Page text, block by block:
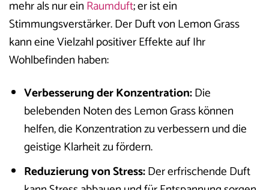
mehr als nur einRaumduft; er ist ein
Stimmungsverstärker. Der Duft von Lemon Grass
kann eine Vielzahl positiver Effekte auf Ihr
Wohlbefinden haben:
Verbesserung der Konzentration:Die
belebenden Noten des Lemon Grass können
helfen, die Konzentration zu verbessern und die
geistige Klarheit zu fördern.
Reduzierung von Stress:Der erfrischende Duft